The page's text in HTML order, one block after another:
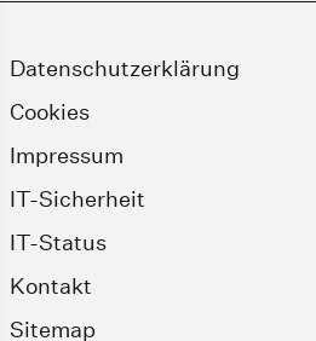
Datenschutzerklärung
Cookies
Impressum
IT-Sicherheit
IT-Status
Kontakt
Sitemap